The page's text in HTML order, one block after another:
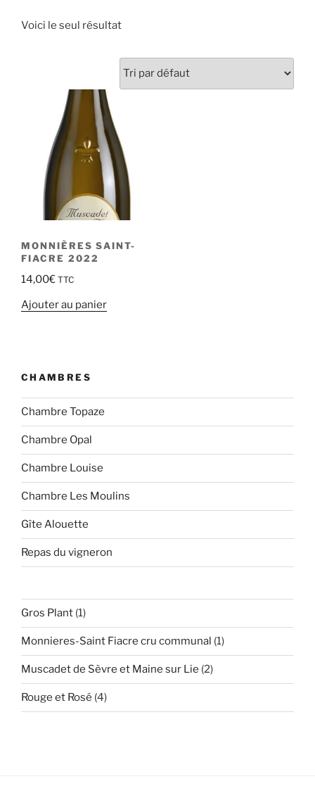
Voici le seul résultat
MONNIÈRES SAINT-
FIACRE 2022
14,00€ TTC
Ajouter au panier
CHAMBRES
Chambre Topaze
Chambre Opal
Chambre Louise
Chambre Les Moulins
Gîte Alouette
Repas du vigneron
Gros Plant 11
produit
Monnieres-Saint Fiacre cru communal 11
produit
Muscadet de Sèvre et Maine sur Lie 22
produits
Rouge et Rosé 44
produits